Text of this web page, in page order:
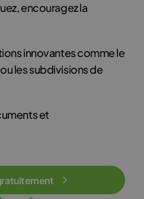
encouragez la
innovantes comme le
les subdivisions de
et